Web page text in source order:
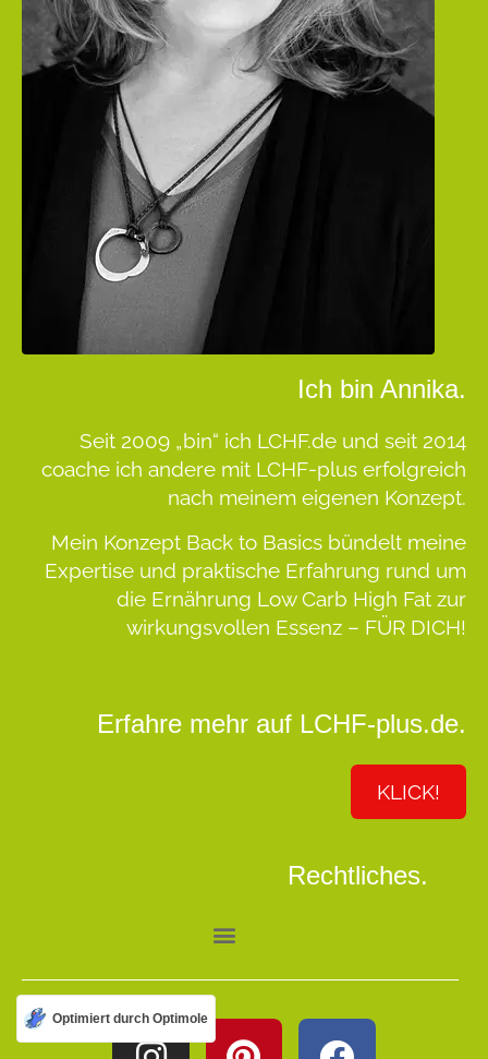
Ich bin Annika.
Seit 2009 „bin“ ich LCHF.de und seit 2014
coache ich andere mit LCHF-plus erfolgreich
nach meinem eigenen Konzept.
Mein Konzept Back to Basics bündelt meine
Expertise und praktische Erfahrung rund um
die Ernährung Low Carb High Fat zur
wirkungsvollen Essenz – FÜR DICH!
Erfahre mehr auf LCHF-plus.de.
KLICK!
Rechtliches.
Optimiert durch Optimole